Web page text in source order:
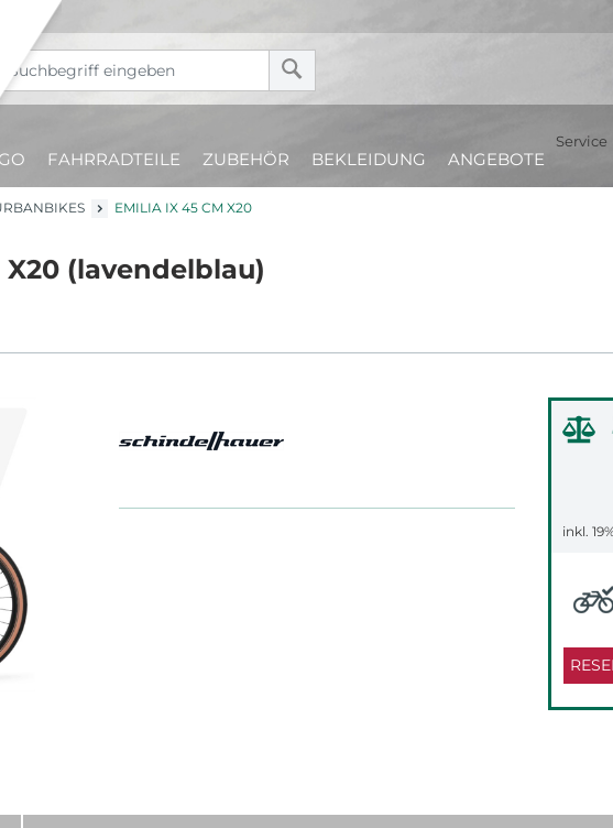
FAHRRADTEILE ZUBEHÖR BEKLEIDUNG ANGEBOTE
Service
EMILIA IX 45 CM X20
(lavendelblau)
inkl.